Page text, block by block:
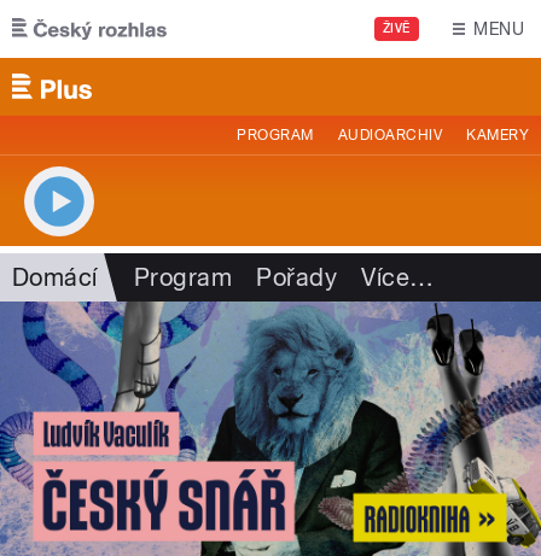
Přejít k hlavnímu obsahu
ŽIVĚ MENU
PROGRAM AUDIOARCHIV KAMERY
Domácí Program Pořady Více…